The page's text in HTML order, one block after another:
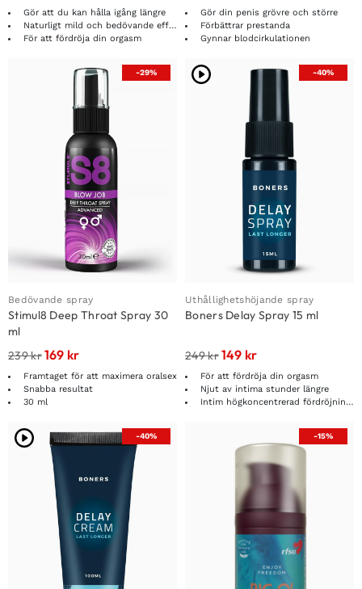
Gör att du kan hålla igång längre
Naturligt mild och bedövande effekt
För att fördröja din orgasm
Gör din penis grövre och större
Förbättrar prestanda
Gynnar blodcirkulationen
-29%
Bedövande spray
Stimul8 Deep Throat Spray 30
ml
239kr169 kr
Framtaget för att maximera oralsex
Snabba resultat
30 ml
-40%
Uthållighetshöjande spray
Boners Delay Spray 15 ml
249kr149 kr
För att fördröja din orgasm
Njut av intima stunder längre
Intim högkoncentrerad fördröjnings spray
-40% -15%